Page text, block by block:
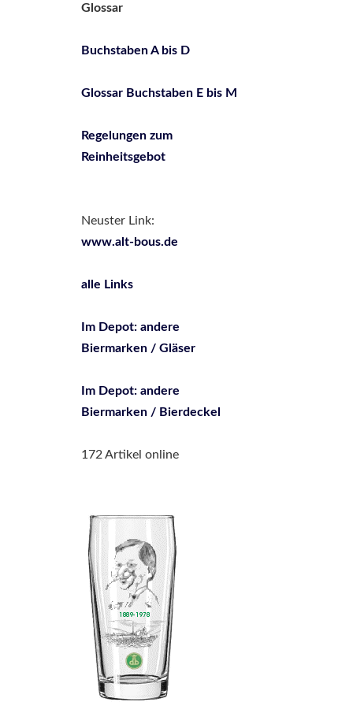
Glossar
Buchstaben A bis D
Glossar Buchstaben E bis M
Regelungen zum
Reinheitsgebot
Neuster Link:
www.alt-bous.de
alle Links
Im Depot: andere
Biermarken / Gläser
Im Depot: andere
Biermarken / Bierdeckel
172 Artikel online